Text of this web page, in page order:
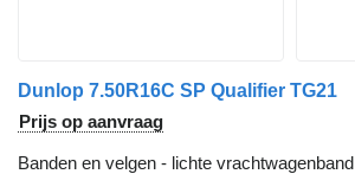
Dunlop 7.50R16C SP Qualifier TG21
Prijs op aanvraag
Banden en velgen - lichte vrachtwagenband